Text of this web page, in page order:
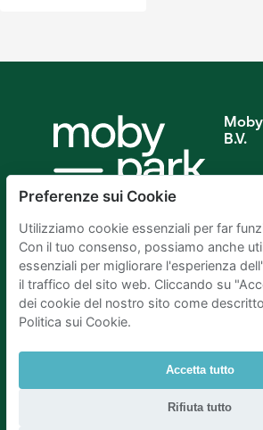
B.V.
Parcheggio Amsterdam|Parcheggio
Preferenze sui Cookie
Utilizziamo cookie essenziali per far
Con il tuo consenso, possiamo anche
essenziali per migliorare l'esperienza
il traffico del sito web. Cliccando su
dei cookie del nostro sito come
Politica sui Cookie.
Accetta tutto
Rifiuta tutto